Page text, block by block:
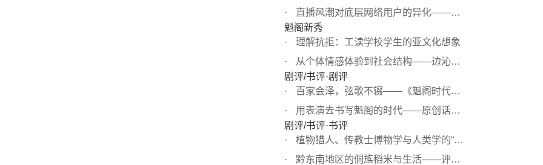
直播风潮对底层网络用户的异化——浅析纪录片《红毛皇帝》...
魁阁新秀
理解抗拒：工读学校学生的亚文化想象
从个体情感体验到社会结构——边沁与情感社会学
剧评/书评·剧评
百家会泽，弦歌不辍——《魁阁时代》剧评
用表演去书写魁阁的时代——原创话剧《魁阁时代》观后感
剧评/书评·书评
植物猎人、传教士博物学与人类学的“华西学派”——读《地...
黔东南地区的侗族稻米与生活——评《七十二寨稻作技术与文...